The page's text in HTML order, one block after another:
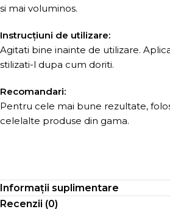
si mai voluminos.
Instrucțiuni de utilizare:
Agitati bine inainte de utilizare.
stilizati-l dupa cum doriti.
Recomandari:
Pentru cele mai bune rezultate,
celelalte produse din gama.
Informații suplimentare
Recenzii (0)